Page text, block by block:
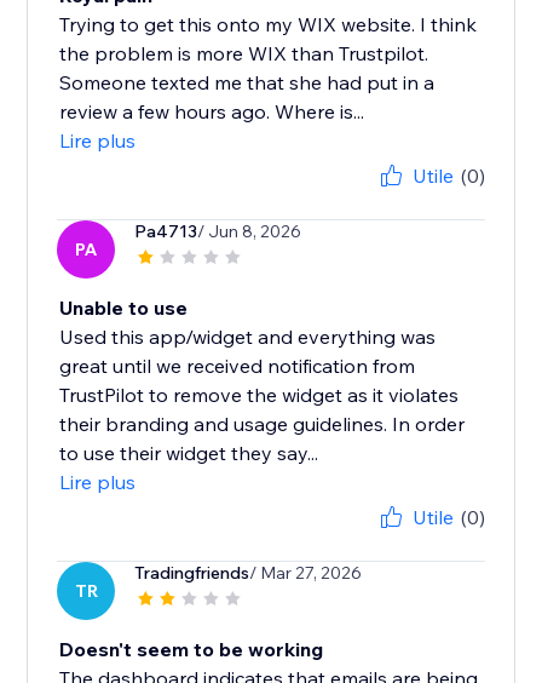
Trying to get this onto my WIX website. I think
the problem is more WIX than Trustpilot.
Someone texted me that she had put in a
review a few hours ago. Where is...
Lire plus
Utile (0)
PA
Pa4713/ Jun 8, 2026
Unable to use
Used this app/widget and everything was
great until we received notification from
TrustPilot to remove the widget as it violates
their branding and usage guidelines. In order
to use their widget they say...
Lire plus
Utile (0)
TR
Tradingfriends/ Mar 27, 2026
Doesn't seem to be working